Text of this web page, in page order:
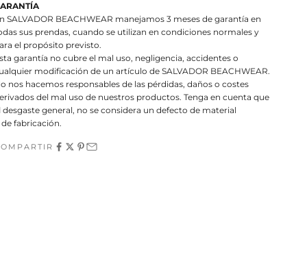
SALVADOR BEACHWEAR manejamos 3 meses de garantía en
sus prendas, cuando se utilizan en condiciones normales y
el propósito previsto.
garantía no cubre el mal uso, negligencia, accidentes o
modificación de un artículo de SALVADOR BEACHWEAR.
nos hacemos responsables de las pérdidas, daños o costes
del mal uso de nuestros productos. Tenga en cuenta que
desgaste general, no se considera un defecto de material
de fabricación.